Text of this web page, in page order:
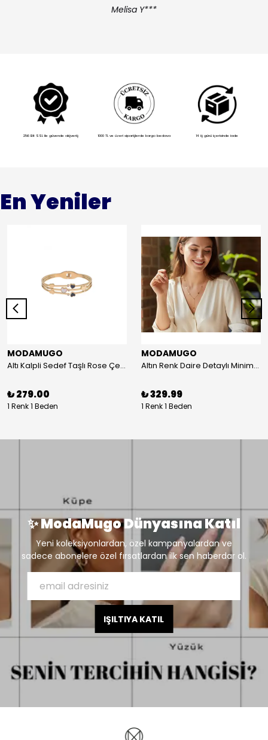
Melisa Y***
256 Bit SSL ile güvende alışveriş 1000 TL ve üzeri siparişlerde kargo bedava 14 iş günü içerisinde iade
En Yeniler
MODAMUGO
Altı Kalpli Sedef Taşlı Rose Çelik Kelepçe Bileklik
₺ 279.00
1 Renk 1 Beden
MODAMUGO
Altın Renk Daire Detaylı Minimal Y Çelik Kolye
₺ 329.99
1 Renk 1 Beden
✨ ModaMugo Dünyasına Katıl
Yeni koleksiyonlardan, özel kampanyalardan ve
sadece abonelere özel fırsatlardan ilk sen haberdar ol.
IŞILTIYA KATIL